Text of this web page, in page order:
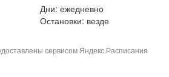
Дни: ежедневно
Остановки: везде
сервисом Яндекс.Расписания